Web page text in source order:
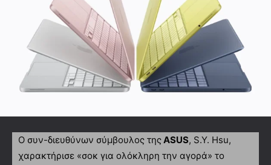
Ο συν-διευθύνων σύμβουλος τηςASUS, S.Y. Hsu,
χαρακτήρισε «σοκ για ολόκληρη την αγορά» το